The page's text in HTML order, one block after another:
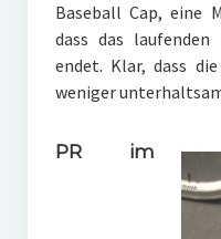
Baseball Cap, eine
dass das
endet. Klar, dass
weniger
PR im